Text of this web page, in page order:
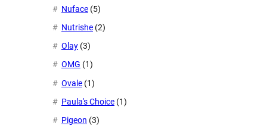
Nuface (5)
Nutrishe (2)
Olay (3)
OMG (1)
Ovale (1)
Paula's Choice (1)
Pigeon (3)